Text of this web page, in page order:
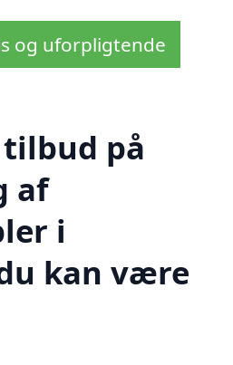
og uforpligtende
tilbud på
af
i
kan være